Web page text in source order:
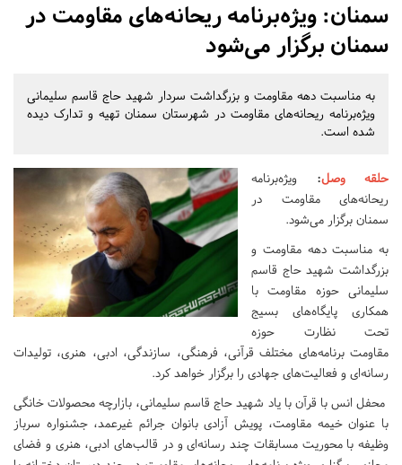
سمنان: ویژه‌برنامه ریحانه‌های مقاومت در
سمنان برگزار می‌شود
به مناسبت دهه مقاومت و بزرگداشت سردار شهید حاج قاسم سلیمانی
ویژه‌برنامه ریحانه‌های مقاومت در شهرستان سمنان تهیه و تدارک دیده
شده است.
حلقه وصل: ویژه‌برنامه
ریحانه‌های مقاومت در
سمنان برگزار می‌شود.
به مناسبت دهه مقاومت و
بزرگداشت شهید حاج قاسم
سلیمانی حوزه مقاومت با
همکاری پایگاه‌های بسیج
تحت نظارت حوزه
مقاومت برنامه‌های مختلف قرآنی، فرهنگی، سازندگی، ادبی، هنری، تولیدات
رسانه‌ای و فعالیت‌های جهادی را برگزار خواهد کرد.
محفل انس با قرآن با یاد شهید حاج قاسم سلیمانی، بازارچه محصولات خانگی
با عنوان خیمه مقاومت، پویش آزادی بانوان جرائم غیرعمد، جشنواره سرباز
وظیفه با محوریت مسابقات چند رسانه‌ای و در قالب‌های ادبی، هنری و فضای